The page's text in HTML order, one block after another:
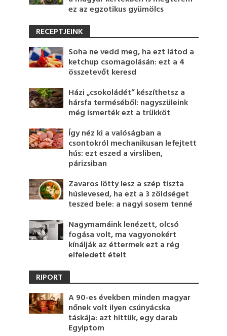
ez az egzotikus gyümölcs
RECEPTJEINK
Soha ne vedd meg, ha ezt látod a
ketchup csomagolásán: ezt a 4
összetevőt keresd
Házi „csokoládét” készíthetsz a
hársfa terméséből: nagyszüleink
még ismerték ezt a trükköt
Így néz ki a valóságban a
csontokról mechanikusan lefejtett
hús: ezt eszed a virsliben,
párizsiban
Zavaros lötty lesz a szép tiszta
húslevesed, ha ezt a 3 zöldséget
teszed bele: a nagyi sosem tenné
Nagymamáink lenézett, olcsó
fogása volt, ma vagyonokért
kínálják az éttermek ezt a rég
elfeledett ételt
RIPORT
A 90-es években minden magyar
nőnek volt ilyen csúnyácska
táskája: azt hittük, egy darab
Egyiptom